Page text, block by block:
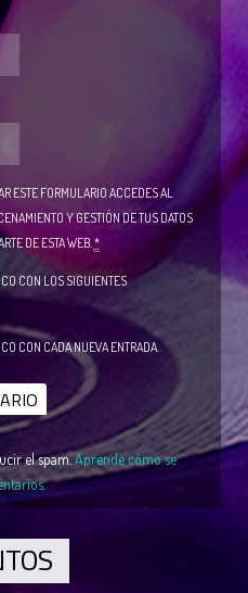
ESTE FORMULARIO ACCEDES AL
Y GESTIÓN DE TUS DATOS
DE ESTA WEB.*
CON LOS SIGUIENTES
CON CADA NUEVA ENTRADA.
el spam.Aprende cómo se